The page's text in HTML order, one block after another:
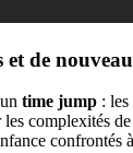
et de
time jump : les
complexités
confrontés